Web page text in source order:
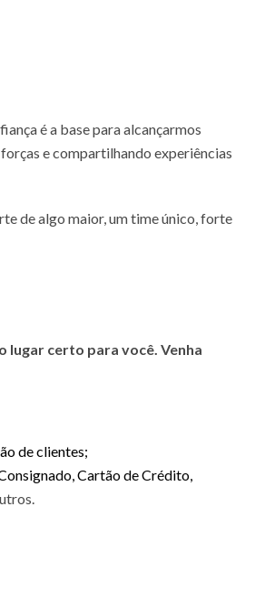
é a base para alcançarmos
e compartilhando experiências
de algo maior, um time único, forte
lugar certo para você. Venha
de clientes;
Cartão de Crédito,